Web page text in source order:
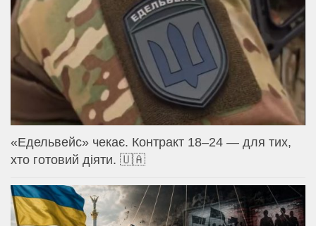
«Едельвейс» чекає. Контракт 18–24 — для тих,
хто готовий діяти. 🇺🇦